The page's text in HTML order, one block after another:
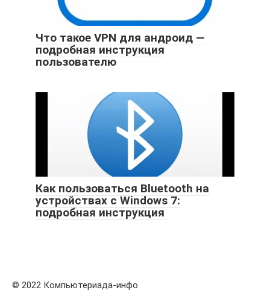
Что такое VPN для андроид —
подробная инструкция
пользователю
Как пользоваться Bluetooth на
устройствах с Windows 7:
подробная инструкция
© 2022 Компьютериада-инфо